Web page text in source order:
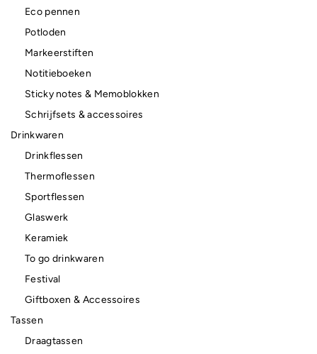
Eco pennen
Potloden
Markeerstiften
Notitieboeken
Sticky notes & Memoblokken
Schrijfsets & accessoires
Drinkwaren
Drinkflessen
Thermoflessen
Sportflessen
Glaswerk
Keramiek
To go drinkwaren
Festival
Giftboxen & Accessoires
Tassen
Draagtassen